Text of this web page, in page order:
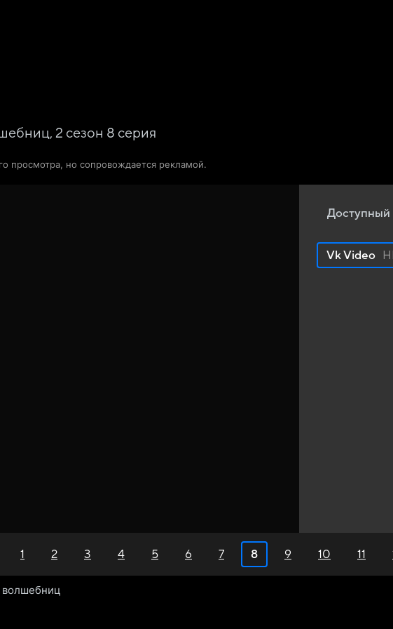
2 сезон 8 серия
просмотра, но сопровождается рекламой.
Доступный
Vk Video
1 2 3 4 5 6 7 8 9 10 11